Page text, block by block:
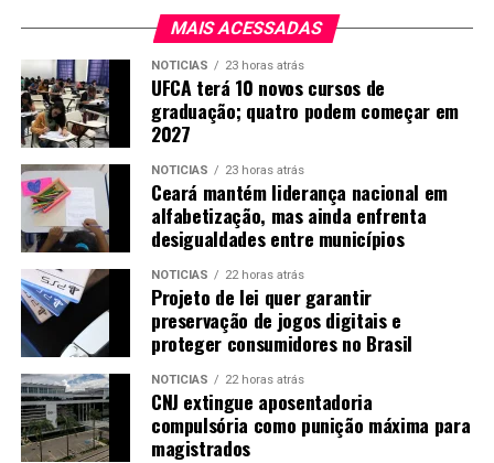
MAIS ACESSADAS
NOTICIAS 23 horas atrás
UFCA terá 10 novos cursos de
graduação; quatro podem começar em
2027
NOTICIAS 23 horas atrás
Ceará mantém liderança nacional em
alfabetização, mas ainda enfrenta
desigualdades entre municípios
NOTICIAS 22 horas atrás
Projeto de lei quer garantir
preservação de jogos digitais e
proteger consumidores no Brasil
NOTICIAS 22 horas atrás
CNJ extingue aposentadoria
compulsória como punição máxima para
magistrados